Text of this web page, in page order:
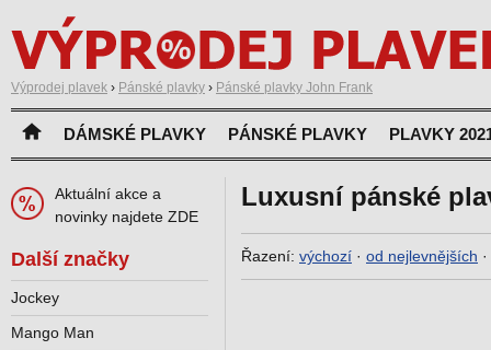
Výprodej plavek › Pánské plavky › Pánské plavky John Frank
DÁMSKÉ PLAVKY PÁNSKÉ PLAVKY PLAVKY
Luxusní pánské
Řazení: výchozí · od nejlevnějších ·
Aktuální akce a
novinky najdete ZDE
Další značky
Jockey
Mango Man